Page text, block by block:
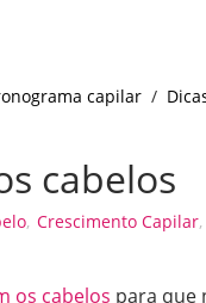
capilar /
cabelos
, Crescimento Capilar,
os cabelos para que